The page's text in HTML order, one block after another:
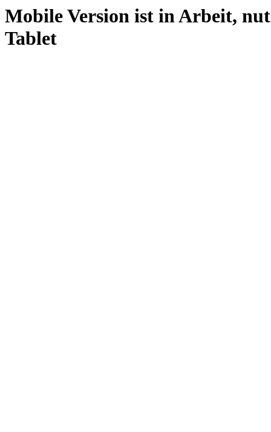
Mobile Version ist in Arbeit,
Tablet